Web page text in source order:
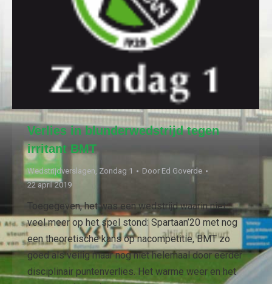
Verlies in blunderwedstrijd tegen
irritant BMT
Wedstrijdverslagen, Zondag 1 Door Ed Goverde
22 april 2019
Toegegeven, het was een wedstrijd waarin niet
veel meer op het spel stond: Spartaan’20 met nog
een theoretische kans op nacompetitie, BMT zo
goed als veilig maar nog niet helemaal door eerder
disciplinair puntenverlies. Het warme weer en het